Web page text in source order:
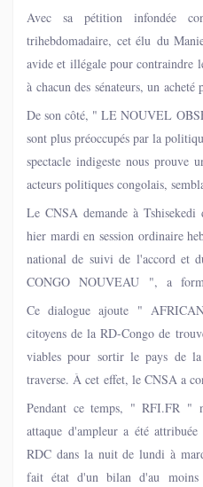
Avec sa pétition infondée
trihebdomadaire, cet élu du
avide et illégale pour contraindre
à chacun des sénateurs, un
de l’État...
De son côté, " LE NOUVEL
sont plus préoccupés par la
spectacle indigeste nous prouve
acteurs politiques congolais,
Le CNSA demande à
hier mardi en session ordinaire
national de suivi de l'accord et
CONGO NOUVEAU ", a
concernant le dialogue national
et la situation préoccupante de
Ce dialogue ajoute "
citoyens de la RD-Congo de
viables pour sortir le pays de
traverse. À cet effet, le CNSA a
chargée d’examiner les modalités
aborder lors de ce dialogue.
Pendant ce temps, " RFI.FR "
attaque d'ampleur a été
RDC dans la nuit de lundi à
fait état d'un bilan d'au moins